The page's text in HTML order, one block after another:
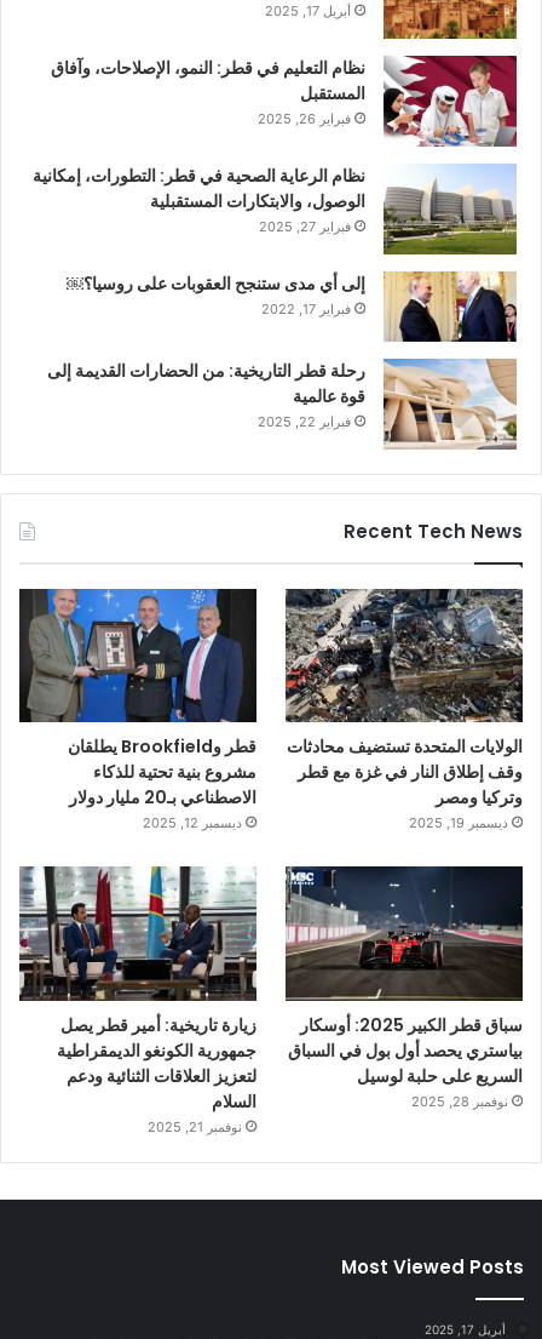
أبريل 17, 2025
نظام التعليم في قطر: النمو، الإصلاحات، وآفاق
المستقبل
فبراير 26, 2025
نظام الرعاية الصحية في قطر: التطورات، إمكانية
الوصول، والابتكارات المستقبلية
فبراير 27, 2025
إلى أي مدى ستنجح العقوبات على روسيا؟￼
فبراير 17, 2022
رحلة قطر التاريخية: من الحضارات القديمة إلى
قوة عالمية
فبراير 22, 2025
Recent Tech News
الولايات المتحدة تستضيف محادثات
وقف إطلاق النار في غزة مع قطر
وتركيا ومصر
ديسمبر 19, 2025
قطر وBrookfield يطلقان
مشروع بنية تحتية للذكاء
الاصطناعي بـ20 مليار دولار
ديسمبر 12, 2025
سباق قطر الكبير 2025: أوسكار
بياستري يحصد أول بول في السباق
السريع على حلبة لوسيل
نوفمبر 28, 2025
زيارة تاريخية: أمير قطر يصل
جمهورية الكونغو الديمقراطية
لتعزيز العلاقات الثنائية ودعم
السلام
نوفمبر 21, 2025
Most Viewed Posts
أبريل 17, 2025